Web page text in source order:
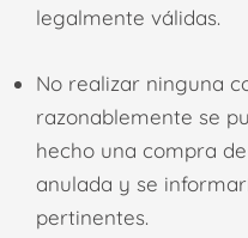
legalmente válidas.
No realizar ninguna
razonablemente se
hecho una compra
anulada y se
pertinentes.